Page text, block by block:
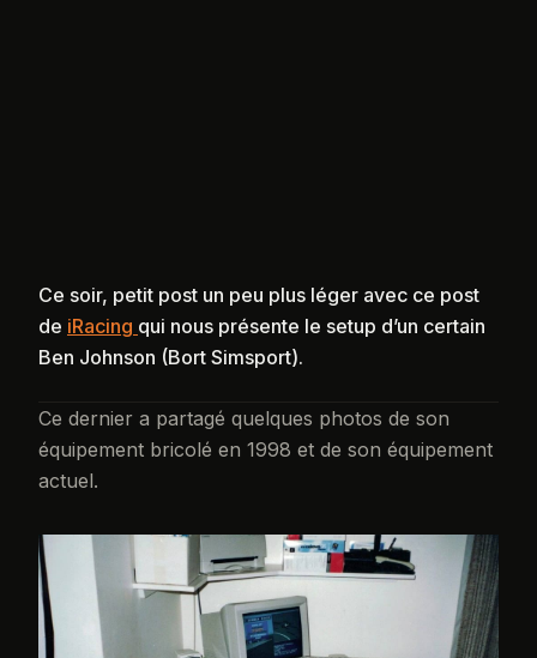
Ce soir, petit post un peu plus léger avec ce post
de iRacing qui nous présente le setup d’un certain
Ben Johnson (Bort Simsport).
Ce dernier a partagé quelques photos de son
équipement bricolé en 1998 et de son équipement
actuel.